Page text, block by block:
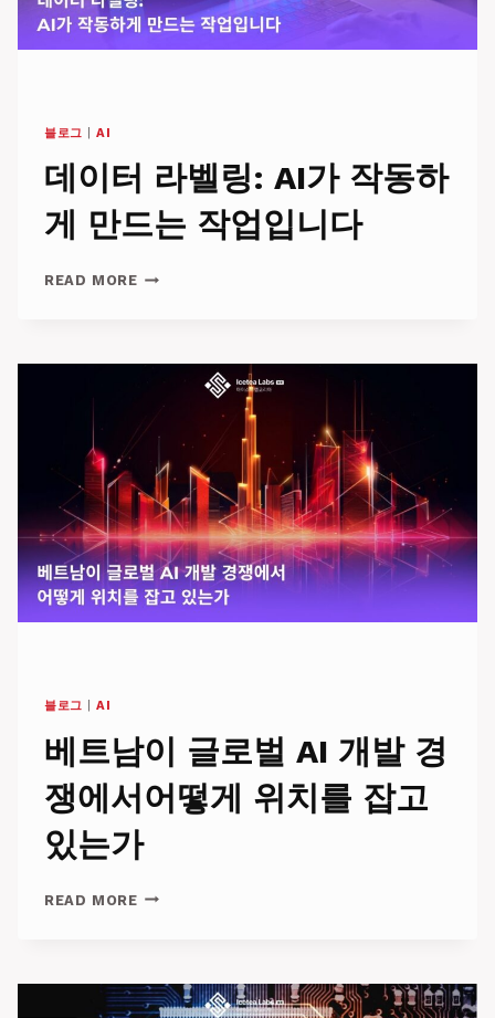
블로그 |AI
데이터 라벨링: AI가 작동하
게 만드는 작업입니다
READ MORE데
벨
하
게
만
드
는
작
블로그 |AI
베트남이 글로벌 AI 개발 경
쟁에서어떻게 위치를 잡고
있는가
READ MORE베
글
로